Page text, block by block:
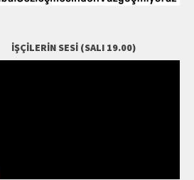
İŞÇILERIN SESI (SALI 19.00)